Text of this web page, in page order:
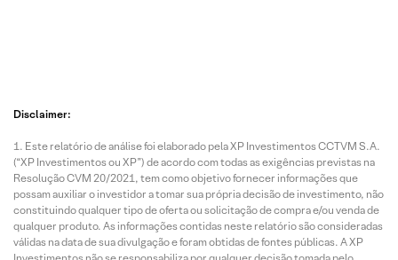
Disclaimer:
Este relatório de análise foi elaborado pela XP Investimentos CCTVM S.A.
(“XP Investimentos ou XP”) de acordo com todas as exigências previstas na
Resolução CVM 20/2021, tem como objetivo fornecer informações que
possam auxiliar o investidor a tomar sua própria decisão de investimento, não
constituindo qualquer tipo de oferta ou solicitação de compra e/ou venda de
qualquer produto. As informações contidas neste relatório são consideradas
válidas na data de sua divulgação e foram obtidas de fontes públicas. A XP